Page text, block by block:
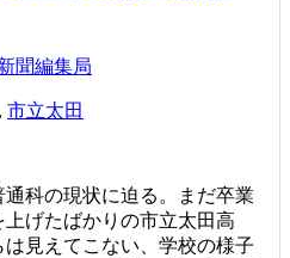
聞編集局
, 市立太田
科の現状に迫る。まだ卒業
げたばかりの市立太田高
見えてこない、学校の様子